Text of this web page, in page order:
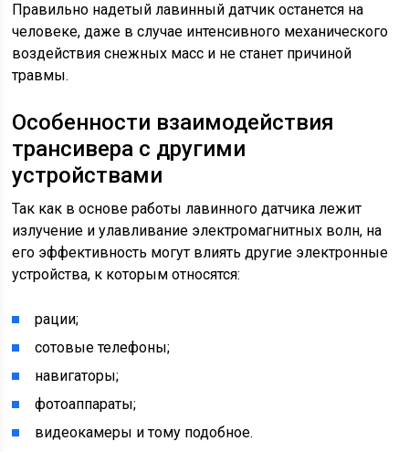
Правильно надетый лавинный датчик останется на
человеке, даже в случае интенсивного механического
воздействия снежных масс и не станет причиной
травмы.
Особенности взаимодействия
трансивера с другими
устройствами
Так как в основе работы лавинного датчика лежит
излучение и улавливание электромагнитных волн, на
его эффективность могут влиять другие электронные
устройства, к которым относятся:
рации;
сотовые телефоны;
навигаторы;
фотоаппараты;
видеокамеры и тому подобное.